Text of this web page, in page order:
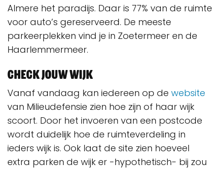
Almere het paradijs. Daar is 77% van de ruimte
voor auto’s gereserveerd. De meeste
parkeerplekken vind je in Zoetermeer en de
Haarlemmermeer.
Check jouw wijk
Vanaf vandaag kan iedereen op de website
van Milieudefensie zien hoe zijn of haar wijk
scoort. Door het invoeren van een postcode
wordt duidelijk hoe de ruimteverdeling in
ieders wijk is. Ook laat de site zien hoeveel
extra parken de wijk er -hypothetisch- bij zou